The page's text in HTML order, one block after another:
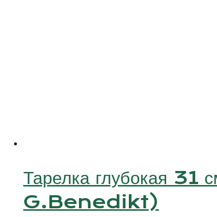
Тарелка глубокая
G.Benedikt)